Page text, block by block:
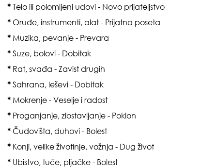
* Telo ili polomljeni udovi - Novo prijateljstvo
* Oruđe, instrumenti, alat - Prijatna poseta
* Muzika, pevanje - Prevara
* Suze, bolovi - Dobitak
* Rat, svađa - Zavist drugih
* Sahrana, leševi - Dobitak
* Mokrenje - Veselje i radost
* Proganjanje, zlostavljanje - Poklon
* Čudovišta, duhovi - Bolest
* Konji, velike životinje, vožnja - Dug život
* Ubistvo, tuče, pljačke - Bolest